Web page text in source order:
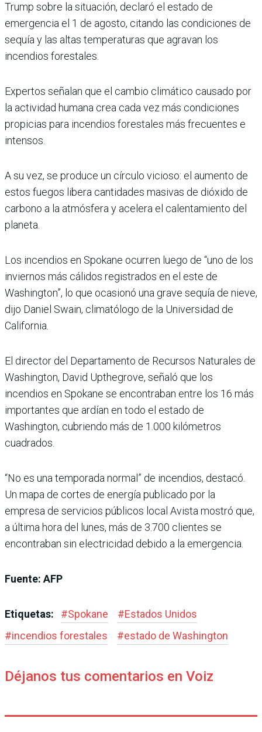
Trump sobre la situación, declaró el estado de
emergencia el 1 de agosto, citando las condiciones de
sequía y las altas temperaturas que agravan los
incendios forestales.
Expertos señalan que el cambio climático causado por
la actividad humana crea cada vez más condiciones
propicias para incendios forestales más frecuentes e
intensos.
A su vez, se produce un círculo vicioso: el aumento de
estos fuegos libera cantidades masivas de dióxido de
carbono a la atmósfera y acelera el calentamiento del
planeta.
Los incendios en Spokane ocurren luego de “uno de los
inviernos más cálidos registrados en el este de
Washington”, lo que ocasionó una grave sequía de nieve,
dijo Daniel Swain, climatólogo de la Universidad de
California.
El director del Departamento de Recursos Naturales de
Washington, David Upthegrove, señaló que los
incendios en Spokane se encontraban entre los 16 más
importantes que ardían en todo el estado de
Washington, cubriendo más de 1.000 kilómetros
cuadrados.
“No es una temporada normal” de incendios, destacó.
Un mapa de cortes de energía publicado por la
empresa de servicios públicos local Avista mostró que,
a última hora del lunes, más de 3.700 clientes se
encontraban sin electricidad debido a la emergencia.
Fuente: AFP
Etiquetas: #Spokane #Estados Unidos
#incendios forestales #estado de Washington
Déjanos tus comentarios en Voiz